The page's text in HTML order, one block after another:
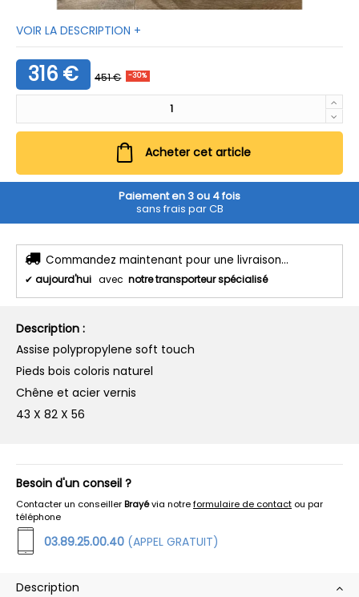
VOIR LA DESCRIPTION +
316 € 451 € -30%
Acheter cet article
Paiement en 3 ou 4 fois
sans frais par CB
Commandez maintenant pour une livraison...
✔ aujourd'hui avec notre transporteur spécialisé
Description :
Assise polypropylene soft touch
Pieds bois coloris naturel
Chêne et acier vernis
43 X 82 X 56
Besoin d'un conseil ?
Contacter un conseillerBrayévia notreformulaire de contact ou par
téléphone
03.89.25.00.40 (APPEL GRATUIT)
Description